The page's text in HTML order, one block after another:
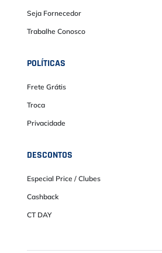
Seja Fornecedor
Trabalhe Conosco
POLÍTICAS
Frete Grátis
Troca
Privacidade
DESCONTOS
Especial Price / Clubes
Cashback
CT DAY